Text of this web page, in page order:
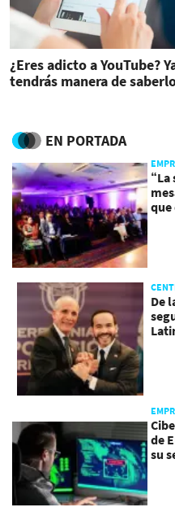
¿Eres adicto a YouTube?
tendrás manera de
EN PORTADA
que
De
de
su